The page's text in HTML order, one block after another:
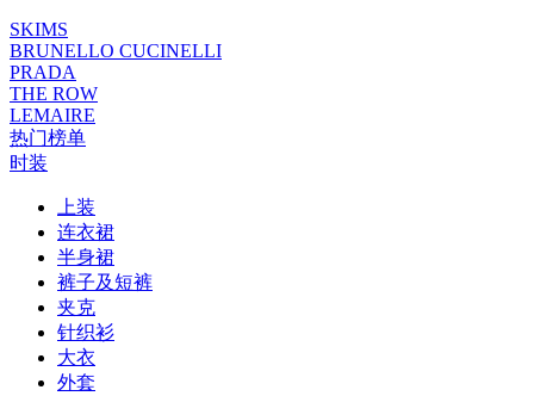
SKIMS
BRUNELLO CUCINELLI
PRADA
THE ROW
LEMAIRE
热门榜单
时装
上装
连衣裙
半身裙
裤子及短裤
夹克
针织衫
大衣
外套